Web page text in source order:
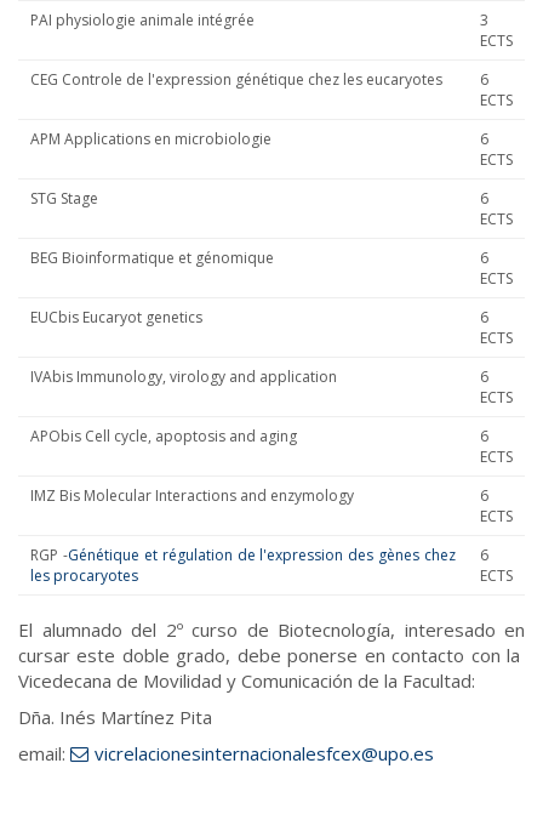
PAI physiologie animale intégrée
3
ECTS
CEG Controle de l'expression génétique chez les eucaryotes
6
ECTS
APM Applications en microbiologie
6
ECTS
STG Stage
6
ECTS
BEG Bioinformatique et génomique
6
ECTS
EUCbis Eucaryot genetics
6
ECTS
IVAbis Immunology, virology and application
6
ECTS
APObis Cell cycle, apoptosis and aging
6
ECTS
IMZ Bis Molecular Interactions and enzymology
6
ECTS
RGP -Génétique et régulation de l'expression des gènes chez
les procaryotes
6
ECTS
El alumnado del 2º curso de Biotecnología, interesado en
cursar este doble grado, debe ponerse en contacto con la
Vicedecana de Movilidad y Comunicación de la Facultad:
Dña. Inés Martínez Pita
email:
vicrelacionesinternacionalesfcex@upo.es